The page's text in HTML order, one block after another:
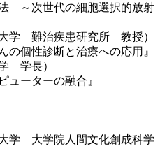
次世代の細胞選択的放射
学 難治疾患研究所 教授）
性診断と治療への応用』
学長）
ーターの融合』
学 大学院人間文化創成科学